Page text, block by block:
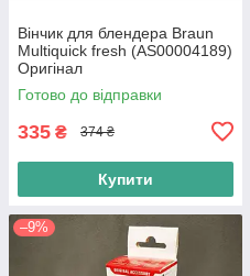
Вінчик для блендера Braun
Multiquick fresh (AS00004189)
Оригінал
Готово до відправки
335 ₴ 374 ₴
Купити
–9%